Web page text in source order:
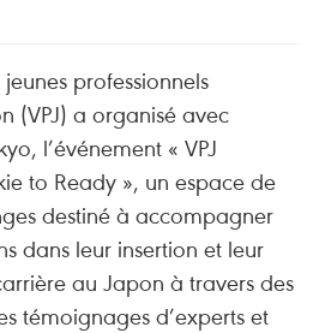
professionnels
(VPJ) a organisé avec
l’événement « VPJ
to Ready », un espace de
destiné à accompagner
dans leur insertion et leur
au Japon à travers des
témoignages d’experts et